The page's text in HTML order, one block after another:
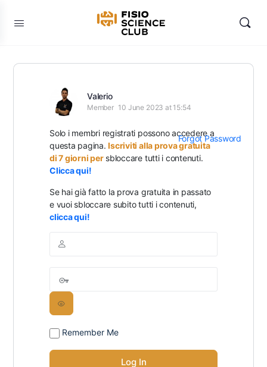
Valerio
Member 10 June 2023 at 15:54
Solo i membri registrati possono accedere a
questa pagina.Iscriviti alla prova gratuita
di 7 giorni persbloccare tutti i contenuti.
Clicca qui!
Se hai già fatto la prova gratuita in passato
e vuoi sbloccare subito tutti i contenuti,
clicca qui!
Remember Me
Forgot Password